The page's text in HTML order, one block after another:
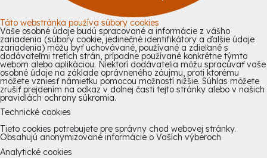
Táto webstránka používa súbory cookies
Vaše osobné údaje budú spracované a informácie z vášho
zariadenia (súbory cookie, jedinečné identifikátory a ďalšie údaje
zariadenia) môžu byť uchovávané, používané a zdieľané s
dodávateľmi tretích strán, prípadne používané konkrétne týmto
webom alebo aplikáciou. Niektorí dodávatelia môžu spracúvať vaše
osobné údaje na základe oprávneného záujmu, proti ktorému
môžete vzniesť námietku pomocou možností nižšie. Súhlas môžete
zrušiť prejdením na odkaz v dolnej časti tejto stránky alebo v našich
pravidlách ochrany súkromia.
Technické cookies
Tieto cookies potrebujete pre správny chod webovej stránky.
Obsahujú anonymizované informácie o Vaších výberoch
Analytické cookies